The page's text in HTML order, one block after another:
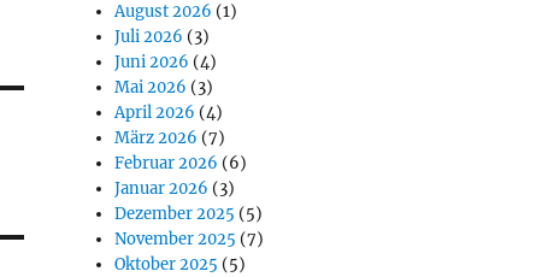
August 2026 (1)
Juli 2026 (3)
Juni 2026 (4)
Mai 2026 (3)
April 2026 (4)
März 2026 (7)
Februar 2026 (6)
Januar 2026 (3)
Dezember 2025 (5)
November 2025 (7)
Oktober 2025 (5)